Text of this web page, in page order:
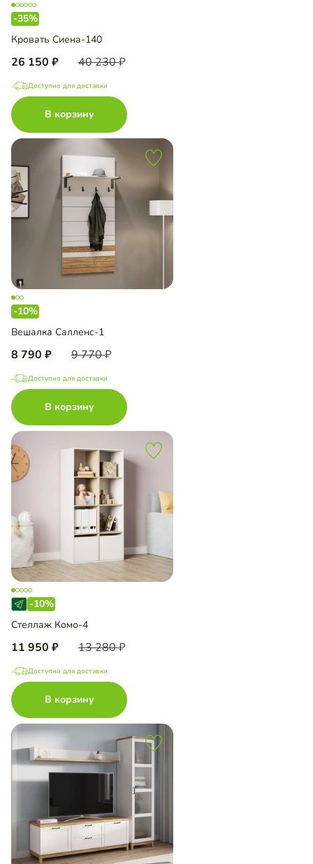
-35%
Кровать Сиена-140
26 150 40 230
Доступно для доставки
В корзину
-10%
Вешалка Салленс-1
8 790 9 770
Доступно для доставки
В корзину
-10%
Стеллаж Комо-4
11 950 13 280
Доступно для доставки
В корзину